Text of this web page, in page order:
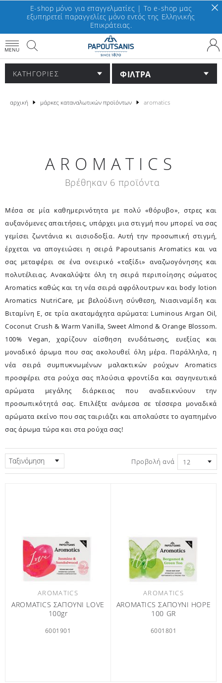
E-shop μόνο για επαγγελματίες | To e-shop μας
εξυπηρετεί παραγγελίες μόνο εντός της Ελληνικής
Επικράτειας.
MENU
ΚΑΤΗΓΟΡΙΕΣ ΦΙΛΤΡΑ
αρχική μάρκες καταναλωτικών προϊόντων aromatics
AROMATICS
Βρέθηκαν 6 προϊόντα
Μέσα σε μία καθημερινότητα με πολύ «θόρυβο», στρες και
αυξανόμενες απαιτήσεις, υπάρχει μια στιγμή που μπορεί να σας
γεμίσει ζωντάνια κι αισιοδοξία. Αυτή την προσωπική στιγμή,
έρχεται να απογειώσει η σειρά Papoutsanis Aromatics και να
σας μεταφέρει σε ένα ονειρικό «ταξίδι» αναζωογόνησης και
πολυτέλειας. Ανακαλύψτε όλη τη σειρά περιποίησης σώματος
Aromatics καθώς και τη νέα σειρά αφρόλουτρων και body lotion
Aromatics NutriCare, με βελούδινη σύνθεση, Νιασιναμίδη και
Βιταμίνη Ε, σε τρία ακαταμάχητα αρώματα: Luminous Argan Oil,
Coconut Crush & Warm Vanilla, Sweet Almond & Orange Blossom.
100% Vegan, χαρίζουν αίσθηση ενυδάτωσης, ευεξίας και
μοναδικό άρωμα που σας ακολουθεί όλη μέρα. Παράλληλα, η
νέα σειρά συμπυκνωμένων μαλακτικών ρούχων Aromatics
προσφέρει στα ρούχα σας πλούσια φροντίδα και σαγηνευτικά
αρώματα μεγάλης διάρκειας που αναδεικνύουν την
προσωπικότητά σας. Επιλέξτε ανάμεσα σε τέσσερα μοναδικά
αρώματα εκείνο που σας ταιριάζει και απολαύστε το αγαπημένο
σας άρωμα τώρα και στα ρούχα σας!
Ταξινόμηση Προβολή ανά
AROMATICS
AROMATICS ΣΑΠΟΥΝΙ LOVE
100gr
6001901
AROMATICS
AROMATICS ΣΑΠΟΥΝΙ HOPE
100 GR
6001801